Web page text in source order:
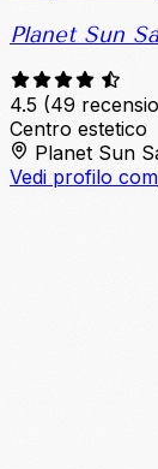
Planet Sun
4.5 (49
Centro estetico
Planet Sun
Vedi profilo